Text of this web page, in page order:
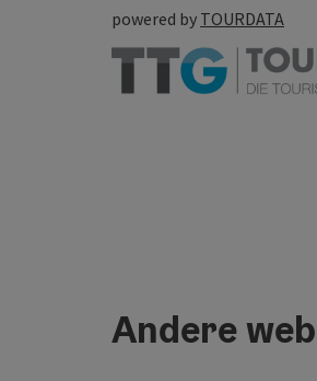
powered by TOURDATA
Andere